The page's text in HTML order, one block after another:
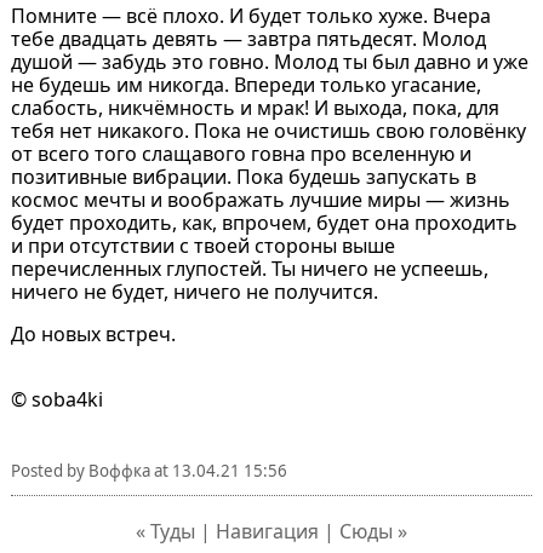
Помните — всё плохо. И будет только хуже. Вчера
тебе двадцать девять — завтра пятьдесят. Молод
душой — забудь это говно. Молод ты был давно и уже
не будешь им никогда. Впереди только угасание,
слабость, никчёмность и мрак! И выхода, пока, для
тебя нет никакого. Пока не очистишь свою головёнку
от всего того слащавого говна про вселенную и
позитивные вибрации. Пока будешь запускать в
космос мечты и воображать лучшие миры — жизнь
будет проходить, как, впрочем, будет она проходить
и при отсутствии с твоей стороны выше
перечисленных глупостей. Ты ничего не успеешь,
ничего не будет, ничего не получится.
До новых встреч.
© soba4ki
Posted by Воффкаat 13.04.21 15:56
« Туды | Навигация | Сюды »